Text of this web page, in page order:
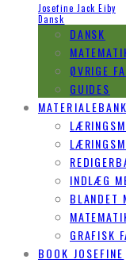
Josefine Jack Eiby
Dansk
DANSK
ØVRIGE
GUIDES
MATERIALEBANK
INDLÆG
BLANDET
GRAFISK
BOOK JOSEFINE